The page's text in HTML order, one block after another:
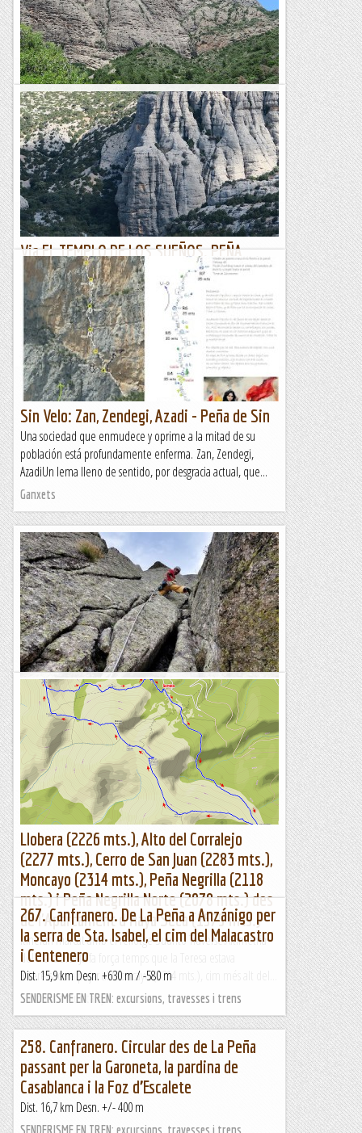
companys i coneguts EN la seva dilatada vida...
Els Visas
Via MILOPA. PEÑA RUEBA.
15/06/23. Anem a la vessant est de Peña Rueba amb
l'intenció d'anar a l'esperó Gallego-Fuertes, però a
l'arribada a l'aparcament el vent bufà de valent ?...és el...
Joan asín
Via EL TEMPLO DE LOS SUEÑOS. PEÑA
PREDICADERA.
14/06/23. La via "EL TEMPLO DE LOS SUEÑOS", és la via més
llarga de la Predicadera. Una via exigent en dues parts
diferenciades, la primera amb tres llargs de cordes...
Joan asín
Sin Velo: Zan, Zendegi, Azadi - Peña de Sin
Una sociedad que enmudece y oprime a la mitad de su
población está profundamente enferma. Zan, Zendegi,
AzadiUn lema lleno de sentido, por desgracia actual, que...
Ganxets
Escalada a galayos . berroqueras i peña del
aguila
Si heu llegit l'anterior post sobre escalada a Galayos ( i si
no, aquí el podeu trobar:...
Escalant pel món
Llobera (2226 mts.), Alto del Corralejo
(2277 mts.), Cerro de San Juan (2283 mts.),
Moncayo (2314 mts.), Peña Negrilla (2118
mts.) i Peña Negrilla Norte (2078 mts.) des
de l'Aparcament d'Haya Seca (1575 mts.)
Itinerari marcat amb el rellotge Suunto Traverse.Altimetria
del dia d'avui.Ja fa força temps que la Teresa estava
interessada a pujar al Moncayo (2314 mts.), cim més alt del...
Sortides a Muntanya
267. Canfranero. De La Peña a Anzánigo per
la serra de Sta. Isabel, el cim del Malacastro
i Centenero
Dist. 15,9 km Desn. +630 m / -580 m
SENDERISME EN TREN: excursions, travesses i trens
258. Canfranero. Circular des de La Peña
passant per la Garoneta, la pardina de
Casablanca i la Foz d’Escalete
Dist. 16,7 km Desn. +/- 400 m
SENDERISME EN TREN: excursions, travesses i trens